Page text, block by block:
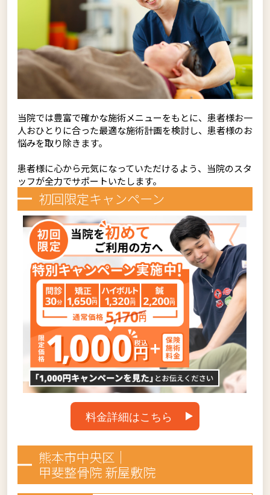
当院では豊富で確かな施術メニューをもとに、患者様お一
人おひとりに合った最適な施術計画を検討し、患者様のお
悩みを取り除きます。
患者様に心から元気になっていただけるよう、当院のスタ
ッフが全力でサポートいたします。
初回限定キャンペーン
料金詳細はこちら
熊本市中央区｜
甲斐整骨院 新屋敷院